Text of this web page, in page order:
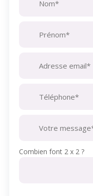
Combien font 2 x 2 ?